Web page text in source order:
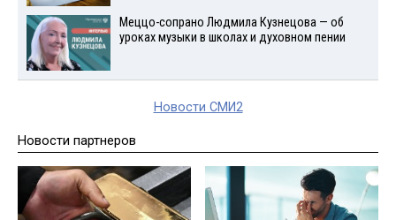
Меццо-сопрано Людмила Кузнецова — об
уроках музыки в школах и духовном пении
Новости СМИ2
Новости партнеров